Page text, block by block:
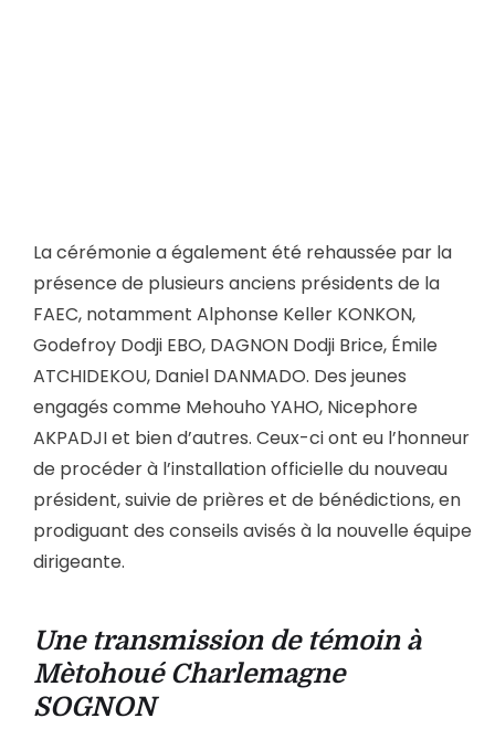
La cérémonie a également été rehaussée par la
présence de plusieurs anciens présidents de la
FAEC, notamment Alphonse Keller KONKON,
Godefroy Dodji EBO, DAGNON Dodji Brice, Émile
ATCHIDEKOU, Daniel DANMADO. Des jeunes
engagés comme Mehouho YAHO, Nicephore
AKPADJI et bien d’autres. Ceux-ci ont eu l’honneur
de procéder à l’installation officielle du nouveau
président, suivie de prières et de bénédictions, en
prodiguant des conseils avisés à la nouvelle équipe
dirigeante.
Une transmission de témoin à
Mètohoué Charlemagne
SOGNON